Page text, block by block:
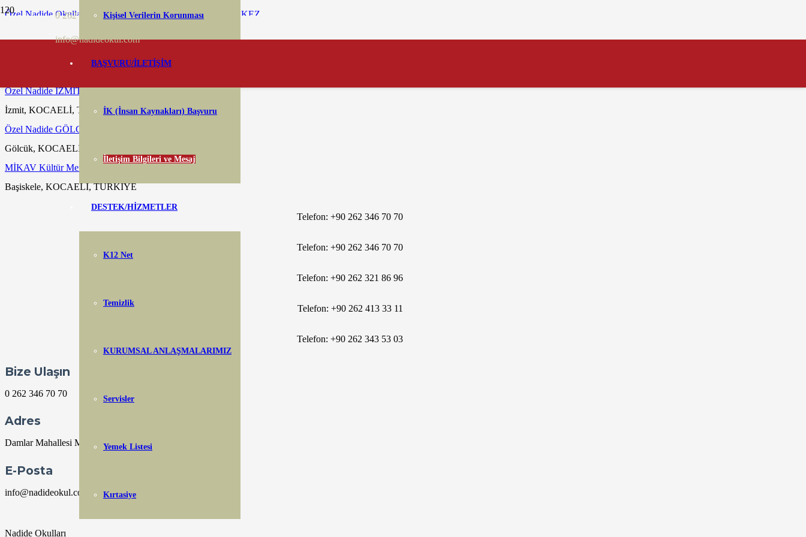
0 262 346 70 70
info@nadideokul.com
Kişisel Verilerin Korunması
BAŞVURU/İLETİŞİM
İK (İnsan Kaynakları) Başvuru
İletişim Bilgileri ve Mesaj
DESTEK/HİZMETLER
K12 Net
Temizlik
KURUMSAL ANLAŞMALARIMIZ
Servisler
Yemek Listesi
Kırtasiye
Özel Nadide Okulları (İlkokul/Ortaokul/Anadolu Lisesi) MERKEZ
Özel Nadide İZMİT Anaokulu / Kreş ve Gündüz Bakımevi
İzmit, KOCAELİ, TÜRKİYE
Özel Nadide GÖLCÜK Anaokulu
Gölcük, KOCAELİ, TÜRKİYE
MİKAV Kültür Merkezi
Başiskele, KOCAELİ, TÜRKİYE
Telefon: +90 262 346 70 70
Telefon: +90 262 346 70 70
Telefon: +90 262 321 86 96
Telefon: +90 262 413 33 11
Telefon: +90 262 343 53 03
Bize Ulaşın
0 262 346 70 70
Adres
Damlar Mahallesi Mahmut Çavuş Caddesi No 104 Başiskele
E-Posta
info@nadideokul.com
Nadide Okulları